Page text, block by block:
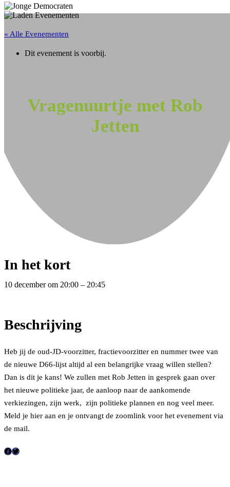
« Alle Evenementen
Dit evenement is voorbij.
Vragenuurtje met Rob
Jetten
In het kort
10 decemberom 20:00 – 20:45
Beschrijving
Heb jij de oud-JD-voorzitter, fractievoorzitter en nummer twee van
de nieuwe D66-lijst altijd al een belangrijke vraag willen stellen?
Dan is dit je kans! We zullen met Rob Jetten in gesprek gaan over
het nieuwe politieke jaar, de aanloop naar de aankomende
verkiezingen, zijn werk, zijn politieke plannen en nog veel meer.
Meld je hier aan en je ontvangt de zoomlink voor het evenement via
de mail.
F T